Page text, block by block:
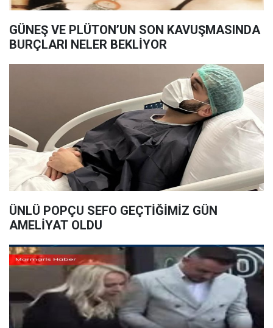
GÜNEŞ VE PLÜTON’UN SON KAVUŞMASINDA
BURÇLARI NELER BEKLİYOR
ÜNLÜ POPÇU SEFO GEÇTİĞİMİZ GÜN
AMELİYAT OLDU